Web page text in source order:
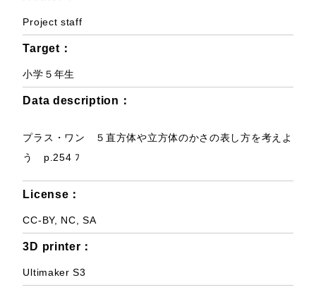
Project staff
Target：
小学５年生
Data description：
プラス・ワン ５直方体や立方体のかさの表し方を考えよ
う p.254 ﾌ
License：
CC-BY, NC, SA
3D printer：
Ultimaker S3